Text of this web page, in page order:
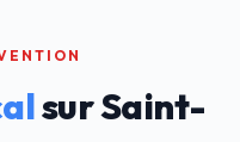
sur Saint-